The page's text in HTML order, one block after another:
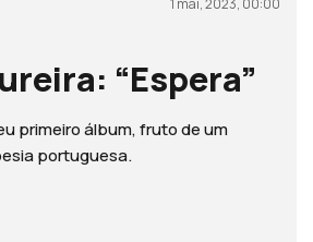
“Espera”
primeiro álbum, fruto de um
portuguesa.